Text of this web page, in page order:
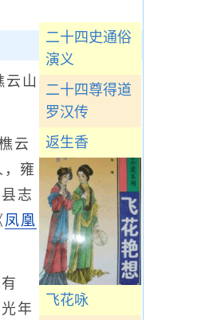
二十四史通俗
演义
二十四尊得道
罗汉传
返生香
飞花咏
云山
云
雍
志
凤凰
年